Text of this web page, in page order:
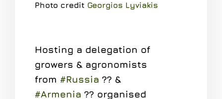
Photo credit Georgios Lyviakis
Hosting a delegation of
growers & agronomists
from #Russia ?? &
#Armenia ?? organised